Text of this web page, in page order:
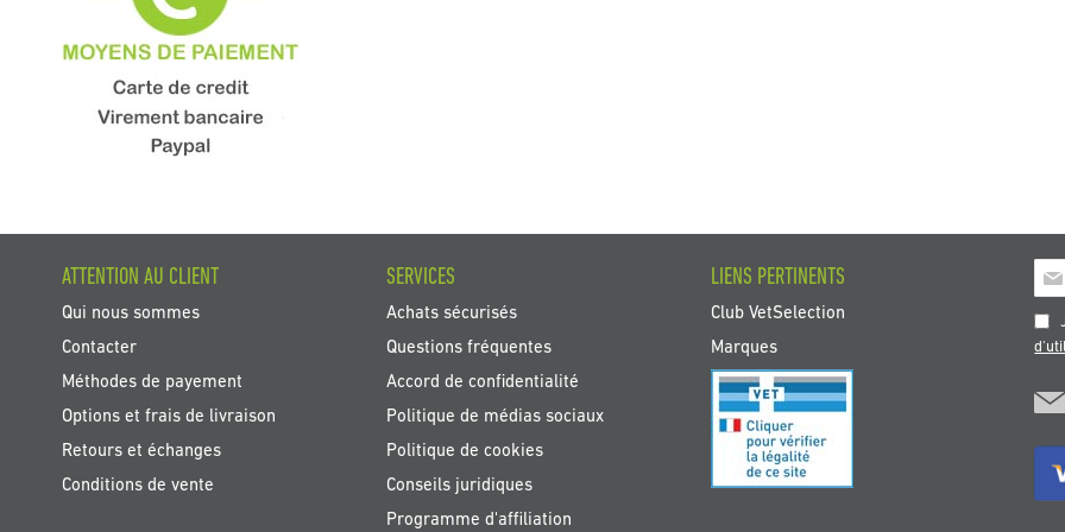
à
ATTENTION AU CLIENT
Qui nous sommes
Contacter
Méthodes de payement
Options et frais de livraison
Retours et échanges
Conditions de vente
SERVICES
Achats sécurisés
Questions fréquentes
Accord de confidentialité
Politique de médias sociaux
Politique de cookies
Conseils juridiques
Programme d'affiliation
LIENS PERTINENTS
Club VetSelection
Marques